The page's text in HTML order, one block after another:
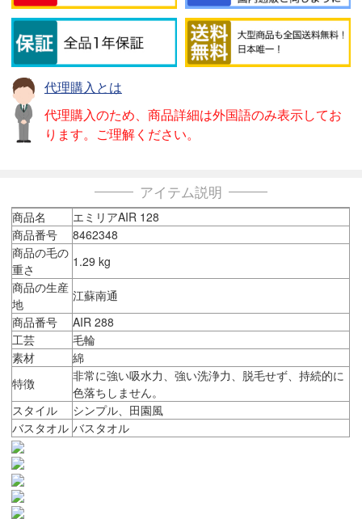
代理購入とは
代理購入のため、商品詳細は外国語のみ表示してお
ります。ご理解ください。
アイテム説明
商品名
エミリアAIR 128
商品番号
8462348
商品の毛の
重さ
1.29 kg
商品の生産
地
江蘇南通
商品番号
AIR 288
工芸
毛輪
素材
綿
特徴
非常に強い吸水力、強い洗浄力、脱毛せず、持続的に
色落ちしません。
スタイル
シンプル、田園風
バスタオル バスタオル